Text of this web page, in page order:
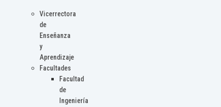
Vicerrectora
de
Enseñanza
y
Aprendizaje
Facultades
Facultad
de
Ingeniería